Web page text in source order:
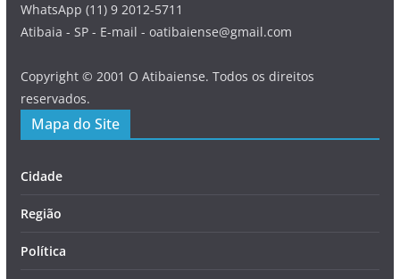
WhatsApp (11) 9 2012-5711
Atibaia - SP - E-mail - oatibaiense@gmail.com
Copyright © 2001 O Atibaiense. Todos os direitos
reservados.
Mapa do Site
Cidade
Região
Política